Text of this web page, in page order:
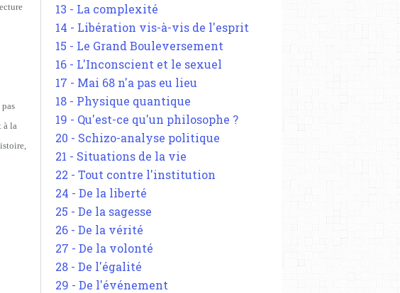
à la
13 - La complexité
14 - Libération vis-à-vis de l'esprit
15 - Le Grand Bouleversement
16 - L'Inconscient et le sexuel
17 - Mai 68 n'a pas eu lieu
18 - Physique quantique
19 - Qu'est-ce qu'un philosophe ?
20 - Schizo-analyse politique
21 - Situations de la vie
22 - Tout contre l'institution
24 - De la liberté
25 - De la sagesse
26 - De la vérité
27 - De la volonté
28 - De l'égalité
29 - De l'événement